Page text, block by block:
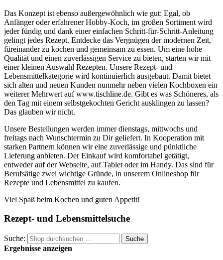
Das Konzept ist ebenso außergewöhnlich wie gut: Egal, ob
Anfänger oder erfahrener Hobby-Koch, im großen Sortiment wird
jeder fündig und dank einer einfachen Schritt-für-Schritt-Anleitung
gelingt jedes Rezept. Entdecke das Vergnügen der modernen Zeit,
füreinander zu kochen und gemeinsam zu essen. Um eine hohe
Qualität und einen zuverlässigen Service zu bieten, starten wir mit
einer kleinen Auswahl Rezepten. Unsere Rezept- und
Lebensmittelkategorie wird kontinuierlich ausgebaut. Damit bietet
sich alten und neuen Kunden nunmehr neben vielen Kochboxen ein
weiterer Mehrwert auf www.tischline.de. Gibt es was Schöneres, als
den Tag mit einem selbstgekochten Gericht ausklingen zu lassen?
Das glauben wir nicht.
Unsere Bestellungen werden immer dienstags, mittwochs und
freitags nach Wunschtermin zu Dir geliefert. In Kooperation mit
starken Partnern können wir eine zuverlässige und pünktliche
Lieferung anbieten. Der Einkauf wird komfortabel getätigt,
entweder auf der Webseite, auf Tablet oder im Handy. Das sind für
Berufsätige zwei wichtige Gründe, in unserem Onlineshop für
Rezepte und Lebensmittel zu kaufen.
Viel Spaß beim Kochen und guten Appetit!
Rezept- und Lebensmittelsuche
Suche: Suche
Ergebnisse anzeigen